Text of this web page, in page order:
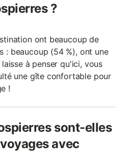
?
ont beaucoup de
: beaucoup (54 %), ont une
à penser qu'ici, vous
une gîte confortable pour
!
sont-elles
avec